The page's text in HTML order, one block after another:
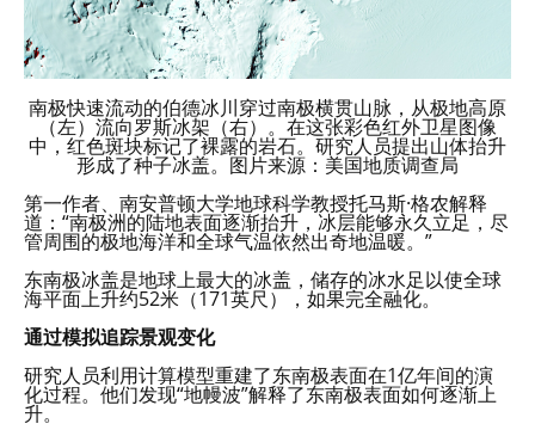
南极快速流动的伯德冰川穿过南极横贯山脉，从极地高原
（左）流向罗斯冰架（右）。在这张彩色红外卫星图像
中，红色斑块标记了裸露的岩石。研究人员提出山体抬升
形成了种子冰盖。图片来源：美国地质调查局
第一作者、南安普顿大学地球科学教授托马斯·格农解释
道：“南极洲的陆地表面逐渐抬升，冰层能够永久立足，尽
管周围的极地海洋和全球气温依然出奇地温暖。”
东南极冰盖是地球上最大的冰盖，储存的冰水足以使全球
海平面上升约52米（171英尺），如果完全融化。
通过模拟追踪景观变化
研究人员利用计算模型重建了东南极表面在1亿年间的演
化过程。他们发现“地幔波”解释了东南极表面如何逐渐上
升。